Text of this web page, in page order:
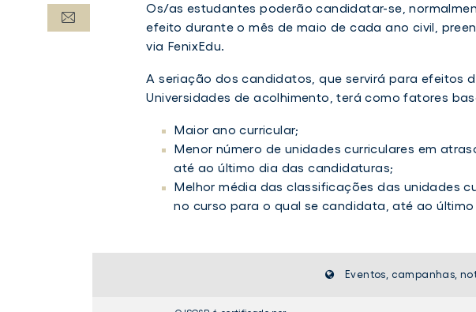
Os/as estudantes poderão candidatar-se,
efeito durante o mês de maio de cada ano civil,
via FenixEdu.
A seriação dos candidatos, que servirá para efeitos
Universidades de acolhimento, terá como fatores
Maior ano curricular;
Menor número de unidades curriculares em
até ao último dia das candidaturas;
Melhor média das classificações das unidades
no curso para o qual se candidata, até ao
Eventos, campanhas,